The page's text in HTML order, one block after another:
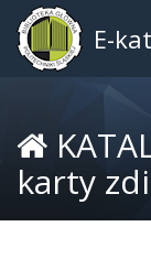
E-
karty